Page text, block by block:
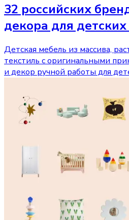
32 российских
декора для
Детская мебель из массива,
текстиль с оригинальными
и декор ручной работы для